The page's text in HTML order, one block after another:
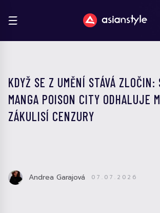
KDYŽ SE Z UMĚNÍ STÁVÁ
MANGA POISON CITY ODHALUJE
ZÁKULISÍ CENZURY
Andrea Garajová 07.07.2026